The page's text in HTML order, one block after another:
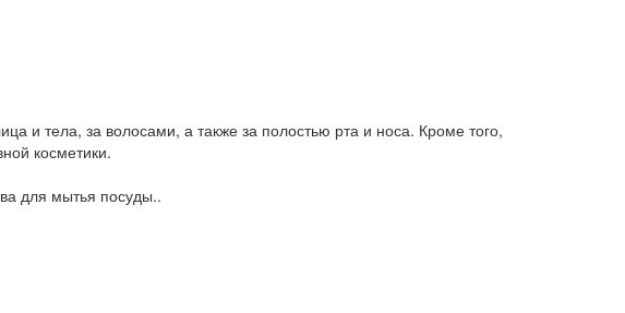
и тела, за волосами, а также за полостью рта и носа. Кроме того,
косметики.
для мытья посуды..